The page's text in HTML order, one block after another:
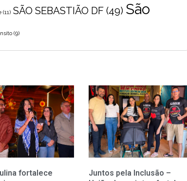
(11) SÃO SEBASTIÃO DF (49) São
(9)
fortalece
Juntos pela Inclusão –